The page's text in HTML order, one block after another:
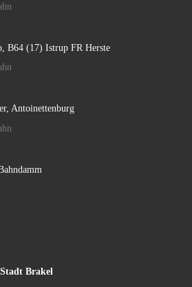
B64 (17) Istrup FR Herste
Antoinettenburg
Brakel